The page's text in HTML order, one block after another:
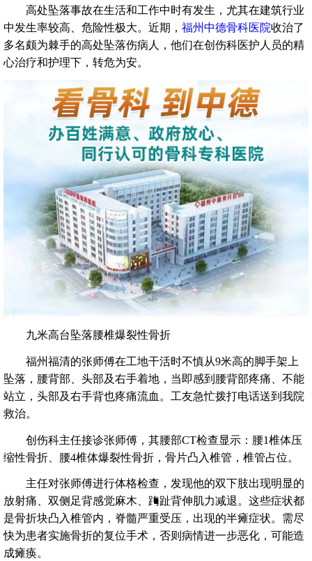
高处坠落事故在生活和工作中时有发生，尤其在建筑行业
中发生率较高、危险性极大。近期， 福州中德骨科医院收治了
多名颇为棘手的高处坠落伤病人，他们在创伤科医护人员的精
心治疗和护理下，转危为安。
九米高台坠落腰椎爆裂性骨折
福州福清的张师傅在工地干活时不慎从9米高的脚手架上
坠落，腰背部、头部及右手着地，当即感到腰背部疼痛、不能
站立，头部及右手背也疼痛流血。工友急忙拨打电话送到我院
救治。
创伤科主任接诊张师傅，其腰部CT检查显示：腰1椎体压
缩性骨折、腰4椎体爆裂性骨折，骨片凸入椎管，椎管占位。
主任对张师傅进行体格检查，发现他的双下肢出现明显的
放射痛、双侧足背感觉麻木、踇趾背伸肌力减退。这些症状都
是骨折块凸入椎管内，脊髓严重受压，出现的半瘫症状。需尽
快为患者实施骨折的复位手术，否则病情进一步恶化，可能造
成瘫痪。